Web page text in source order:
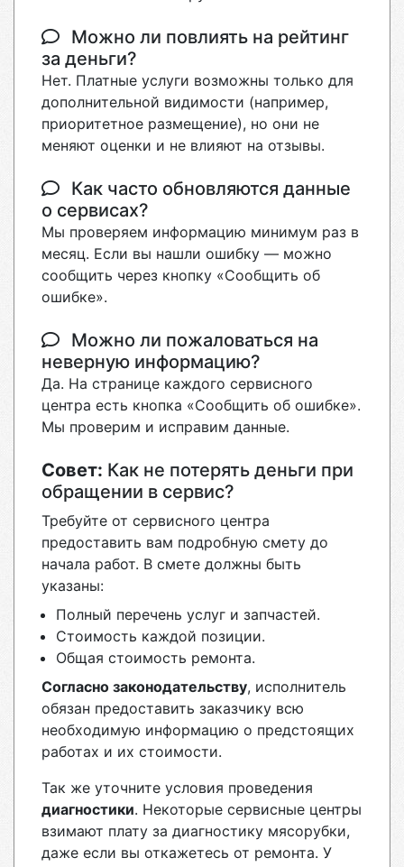
Можно ли повлиять на рейтинг
за деньги?
Нет. Платные услуги возможны только для
дополнительной видимости (например,
приоритетное размещение), но они не
меняют оценки и не влияют на отзывы.
Как часто обновляются данные
о сервисах?
Мы проверяем информацию минимум раз в
месяц. Если вы нашли ошибку — можно
сообщить через кнопку «Сообщить об
ошибке».
Можно ли пожаловаться на
неверную информацию?
Да. На странице каждого сервисного
центра есть кнопка «Сообщить об ошибке».
Мы проверим и исправим данные.
Совет: Как не потерять деньги при
обращении в сервис?
Требуйте от сервисного центра
предоставить вам подробную смету до
начала работ. В смете должны быть
указаны:
Полный перечень услуг и запчастей.
Стоимость каждой позиции.
Общая стоимость ремонта.
Согласно законодательству, исполнитель
обязан предоставить заказчику всю
необходимую информацию о предстоящих
работах и их стоимости.
Так же уточните условия проведения
диагностики. Некоторые сервисные центры
взимают плату за диагностику мясорубки,
даже если вы откажетесь от ремонта. У